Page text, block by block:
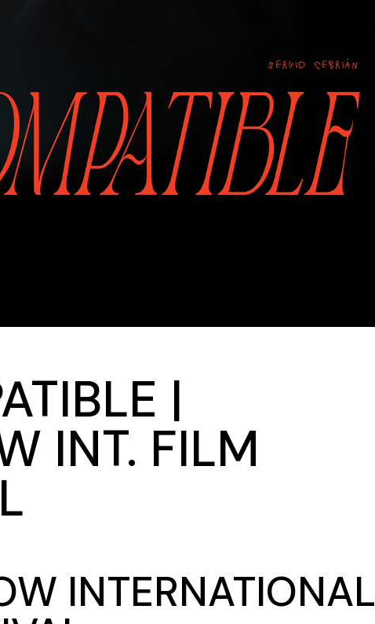
|
INT. FILM
INTERNATIONAL